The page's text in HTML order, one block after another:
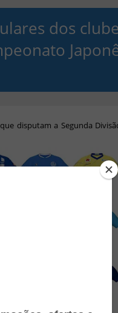
dos
disputam a Segunda